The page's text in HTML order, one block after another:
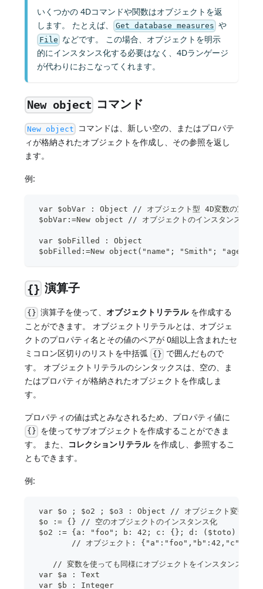
いくつかの 4Dコマンドや関数はオブジェクトを返
します。 たとえば、 Get database measures や
File などです。 この場合、オブジェクトを明示
的にインスタンス化する必要はなく、4Dランゲージ
が代わりにおこなってくれます。
New object コマンド
New object コマンドは、新しい空の、またはプロパテ
ィが格納されたオブジェクトを作成し、その参照を返し
ます。
例:
var $obVar : Object // オブジェクト型 4D変数の宣言
$obVar:=New object // オブジェクトのインスタンス化と
var $obFilled : Object
$obFilled:=New object("name"; "Smith"; "age";42) // プ
{}演算子
{} 演算子を使って、 オブジェクトリテラルを作成する
ことができます。 オブジェクトリテラルとは、オブジェ
クトのプロパティ名とその値のペアが 0組以上含まれたセ
ミコロン区切りのリストを中括弧 {} で囲んだもので
す。 オブジェクトリテラルのシンタックスは、空の、ま
たはプロパティが格納されたオブジェクトを作成しま
す。
プロパティの値は式とみなされるため、プロパティ値に
{} を使ってサブオブジェクトを作成することができま
す。 また、 コレクションリテラルを作成し、参照するこ
ともできます。
例:
var $o ; $o2 ; $o3 : Object // オブジェクト変数の宣
$o := {} // 空のオブジェクトのインスタンス化
$o2 := {a: "foo"; b: 42; c: {}; d: ($toto) ? true :
// オブジェクト:
// 変数を使っても同様にオブジェクトをインスタンス化で
var $a : Text
var $b : Integer